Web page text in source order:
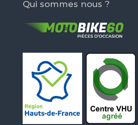
Qui sommes nous ?